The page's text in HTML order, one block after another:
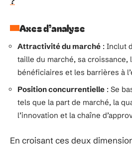
Axes d’analyse
Attractivité du marché : Inclut
taille du marché, sa croissance,
bénéficiaires et les barrières à
Position concurrentielle : Se
tels que la part de marché, la
l’innovation et la chaîne
En croisant ces deux